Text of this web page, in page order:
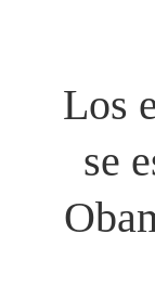
Los
se